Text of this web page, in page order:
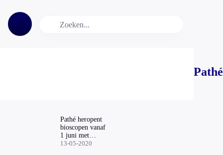
Pathé
Pathé heropent
bioscopen vanaf
1 juni met
aangepaste
13-05-2020